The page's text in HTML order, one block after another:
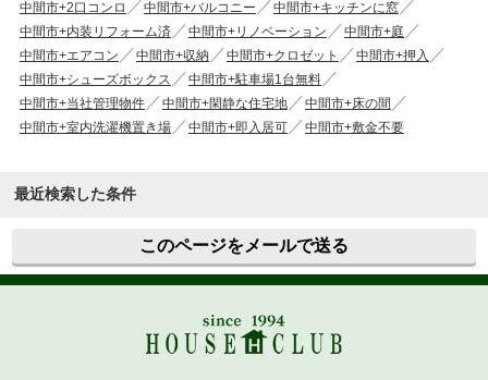
中間市+2口コンロ
中間市+バルコニー
中間市+キッチンに窓
中間市+内装リフォーム済
中間市+リノベーション
中間市+庭
中間市+エアコン
中間市+収納 中間市+クロゼット
中間市+押入
中間市+シューズボックス
中間市+駐車場1台無料
中間市+当社管理物件
中間市+閑静な住宅地
中間市+床の間
中間市+室内洗濯機置き場
中間市+即入居可 中間市+敷金不要
最近検索した条件
このページをメールで送る